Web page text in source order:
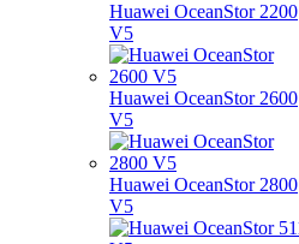
Huawei OceanStor 2200
V5
Huawei OceanStor 2600
V5
Huawei OceanStor 2800
V5